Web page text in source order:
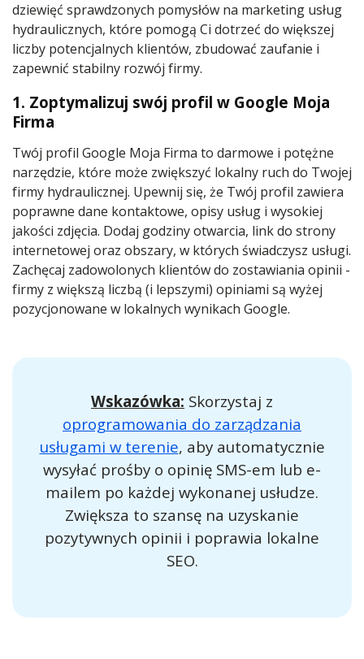
dziewięć sprawdzonych pomysłów na marketing usług
hydraulicznych, które pomogą Ci dotrzeć do większej
liczby potencjalnych klientów, zbudować zaufanie i
zapewnić stabilny rozwój firmy.
1. Zoptymalizuj swój profil w Google Moja
Firma
Twój profil Google Moja Firma to darmowe i potężne
narzędzie, które może zwiększyć lokalny ruch do Twojej
firmy hydraulicznej. Upewnij się, że Twój profil zawiera
poprawne dane kontaktowe, opisy usług i wysokiej
jakości zdjęcia. Dodaj godziny otwarcia, link do strony
internetowej oraz obszary, w których świadczysz usługi.
Zachęcaj zadowolonych klientów do zostawiania opinii -
firmy z większą liczbą (i lepszymi) opiniami są wyżej
pozycjonowane w lokalnych wynikach Google.
Wskazówka: Skorzystaj z
oprogramowania do zarządzania
usługami w terenie, aby automatycznie
wysyłać prośby o opinię SMS-em lub e-
mailem po każdej wykonanej usłudze.
Zwiększa to szansę na uzyskanie
pozytywnych opinii i poprawia lokalne
SEO.